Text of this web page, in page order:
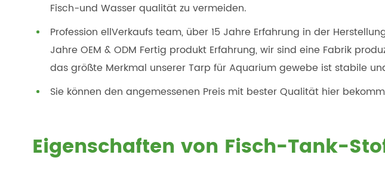
Fisch-und Wasser qualität zu vermeiden.
Profession ellVerkaufs team, über 15 Jahre Erfahrung in der
Jahre OEM & ODM Fertig produkt Erfahrung, wir sind eine Fabrik
das größte Merkmal unserer Tarp für Aquarium gewebe ist stabile
Sie können den angemessenen Preis mit bester Qualität hier
Eigenschaften von Fisch-Tank-